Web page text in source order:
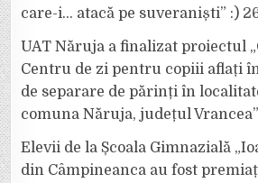
care-i… atacă pe suveraniști” :)
UAT Năruja a finalizat proiectul
Centru de zi pentru copiii aflați
de separare de părinți în
comuna Năruja, județul Vrancea”
Elevii de la Școala Gimnazială
din Câmpineanca au fost